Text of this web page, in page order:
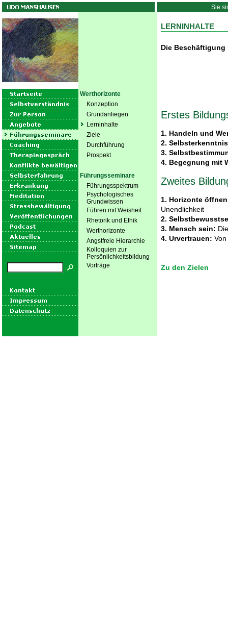
Sie
Werthorizonte
Konzeption
Grundanliegen
Lerninhalte
Ziele
Durchführung
Prospekt
Führungsseminare
Führungsspektrum
Psychologisches
Grundwissen
Führen mit Weisheit
Rhetorik und Ethik
Werthorizonte
Angstfreie Hierarchie
Kolloquien zur
Persönlichkeitsbildung
Vorträge
LERNINHALTE
Die Beschäftigung
Erstes
1. Handeln und
2.
3.
4. Begegnung mit
Zweites
1. Horizonte
Unendlichkeit
2.
3. Mensch sein:
4. Urvertrauen:
Zu den Zielen